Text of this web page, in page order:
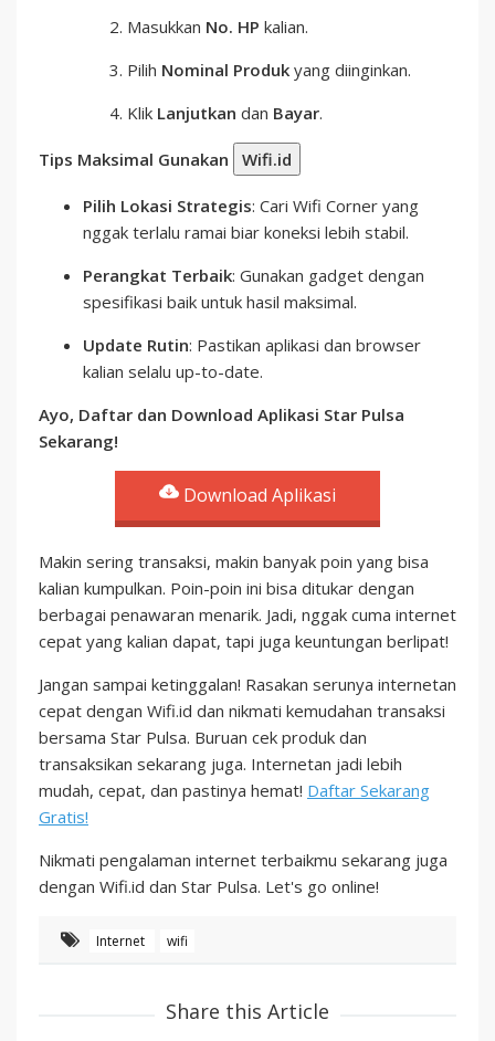
Masukkan No. HP kalian.
Pilih Nominal Produk yang diinginkan.
Klik Lanjutkan dan Bayar.
Tips Maksimal Gunakan Wifi.id
Pilih Lokasi Strategis: Cari Wifi Corner yang
nggak terlalu ramai biar koneksi lebih stabil.
Perangkat Terbaik: Gunakan gadget dengan
spesifikasi baik untuk hasil maksimal.
Update Rutin: Pastikan aplikasi dan browser
kalian selalu up-to-date.
Ayo, Daftar dan Download Aplikasi Star Pulsa
Sekarang!
Download Aplikasi
Makin sering transaksi, makin banyak poin yang bisa
kalian kumpulkan. Poin-poin ini bisa ditukar dengan
berbagai penawaran menarik. Jadi, nggak cuma internet
cepat yang kalian dapat, tapi juga keuntungan berlipat!
Jangan sampai ketinggalan! Rasakan serunya internetan
cepat dengan Wifi.id dan nikmati kemudahan transaksi
bersama Star Pulsa. Buruan cek produk dan
transaksikan sekarang juga. Internetan jadi lebih
mudah, cepat, dan pastinya hemat! Daftar Sekarang
Gratis!
Nikmati pengalaman internet terbaikmu sekarang juga
dengan Wifi.id dan Star Pulsa. Let's go online!
Internet wifi
Share this Article